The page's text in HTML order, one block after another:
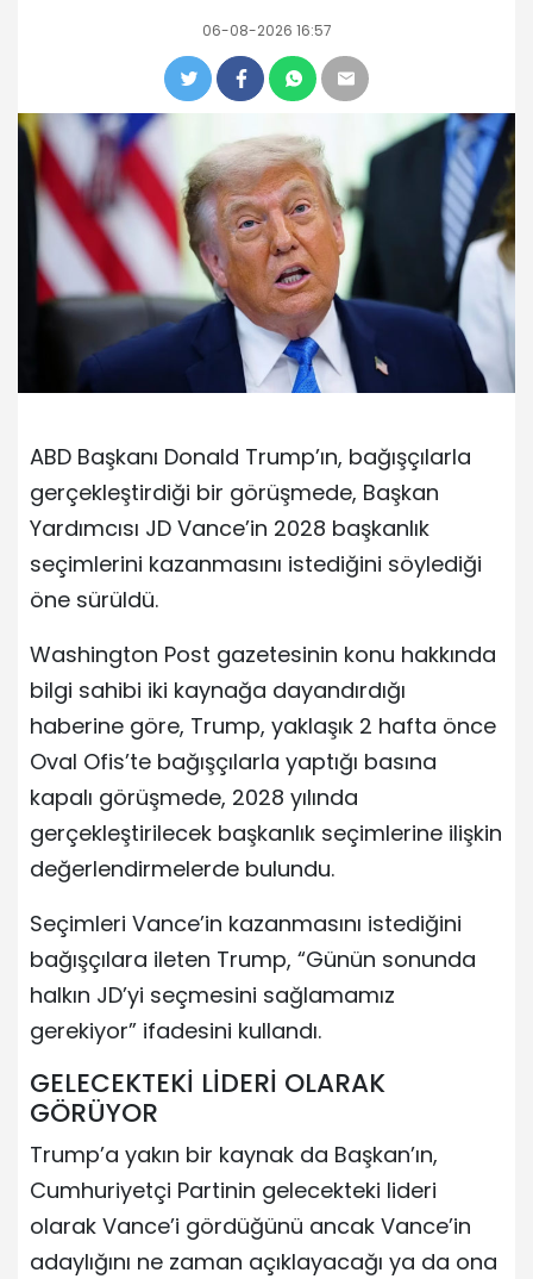
06-08-2026 16:57
ABD Başkanı Donald Trump’ın, bağışçılarla
gerçekleştirdiği bir görüşmede, Başkan
Yardımcısı JD Vance’in 2028 başkanlık
seçimlerini kazanmasını istediğini söylediği
öne sürüldü.
Washington Post gazetesinin konu hakkında
bilgi sahibi iki kaynağa dayandırdığı
haberine göre, Trump, yaklaşık 2 hafta önce
Oval Ofis’te bağışçılarla yaptığı basına
kapalı görüşmede, 2028 yılında
gerçekleştirilecek başkanlık seçimlerine ilişkin
değerlendirmelerde bulundu.
Seçimleri Vance’in kazanmasını istediğini
bağışçılara ileten Trump, “Günün sonunda
halkın JD’yi seçmesini sağlamamız
gerekiyor” ifadesini kullandı.
GELECEKTEKİ LİDERİ OLARAK
GÖRÜYOR
Trump’a yakın bir kaynak da Başkan’ın,
Cumhuriyetçi Partinin gelecekteki lideri
olarak Vance’i gördüğünü ancak Vance’in
adaylığını ne zaman açıklayacağı ya da ona